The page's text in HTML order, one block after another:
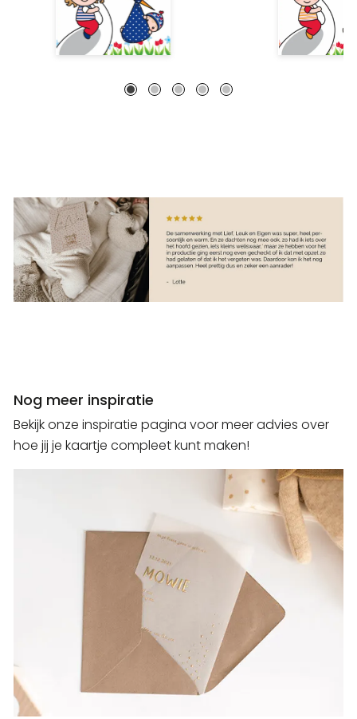
Nog meer inspiratie
Bekijk onze inspiratie pagina voor meer advies over
hoe jij je kaartje compleet kunt maken!